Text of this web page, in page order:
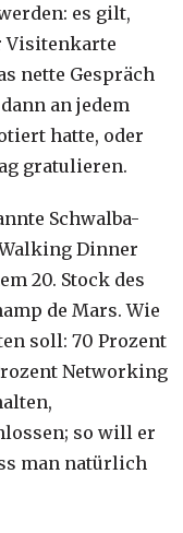
es gilt,
Visitenkarte
nette Gespräch
an jedem
hatte, oder
gratulieren.
Schwalba-
Dinner
20. Stock des
de Mars. Wie
soll: 70 Prozent
Networking
so will er
man natürlich